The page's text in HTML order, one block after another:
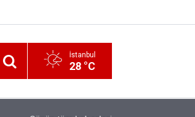
İstanbul
28 °C